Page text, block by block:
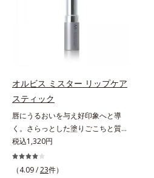
均一な質感に整った唇にのせること
でより美しく色づく「クリアカラー
み物の水分を取り込んでリップの密
(*4）」で、マスクに色移りもしに
る *2 シリカ、酸化チタン、トリエ
トキシカプリリルシラン、アルニカ
花エキス＝唇にうるおいを与える効
果と、凹凸を補正して見せる効果を
併せ持つ成分*3 ダイマージリノー
ル酸ダイマージリノレイルビス（ベ
オルビス ミスター リップケア
スティック
唇にうるおいを与え好印象へと導
く。さらっとした塗りごこちと質感
で自然で好印象な口元に。さらっと
した軽やかな塗りごこちでありなが
らも、唇にうるおいを与える「モイ
税込1,320円
（4.09 /23件）